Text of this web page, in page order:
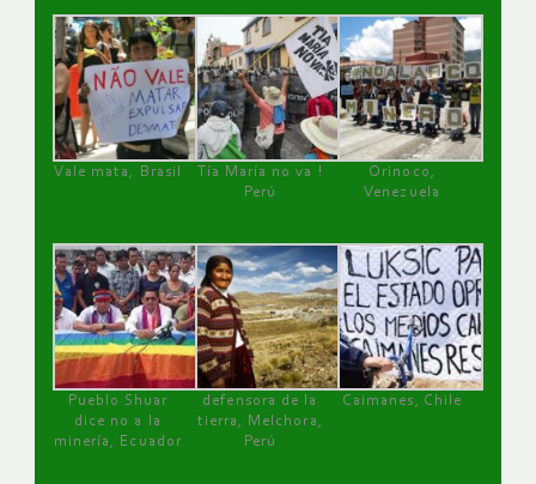
Vale mata, Brasil
Tía María no va !
Perú
Orinoco,
Venezuela
Pueblo Shuar
dice no a la
minería, Ecuador
defensora de la
tierra, Melchora,
Perú
Caimanes, Chile